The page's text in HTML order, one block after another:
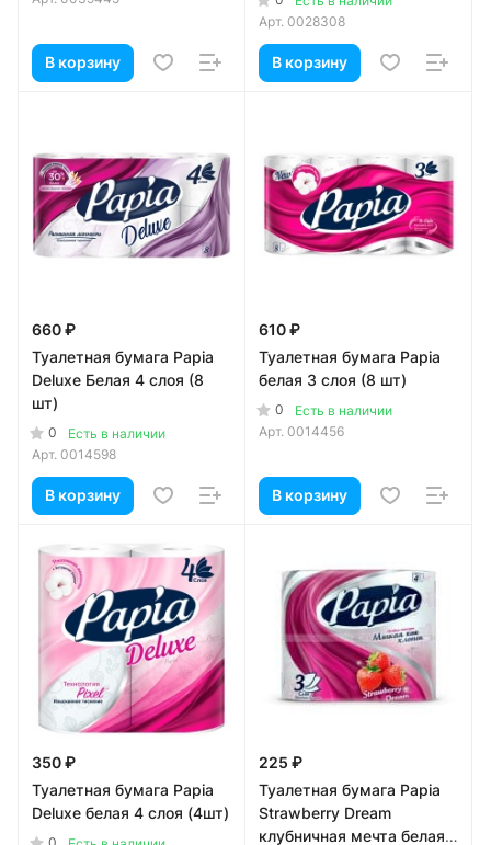
В корзину
Арт. 0028308
В корзину
660 ₽
Туалетная бумага Papia
Deluxe Белая 4 слоя (8
шт)
0
Есть в наличии
Арт. 0014598
В корзину
610 ₽
Туалетная бумага Papia
белая 3 слоя (8 шт)
0
Есть в наличии
Арт. 0014456
В корзину
350 ₽
Туалетная бумага Papia
Deluxe белая 4 слоя (4шт)
225 ₽
Туалетная бумага Papia
Strawberry Dream
клубничная мечта белая с